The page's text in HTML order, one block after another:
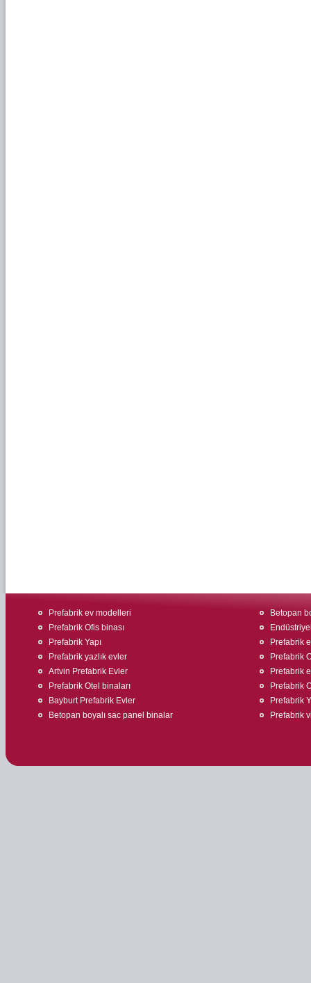
Prefabrik ev modelleri
Prefabrik Ofis binası
Prefabrik Yapı
Prefabrik yazlık evler
Artvin Prefabrik Evler
Prefabrik Otel binaları
Bayburt Prefabrik Evler
Betopan boyalı sac panel binalar
Betopan
Prefabrik
Prefabrik
Prefabrik
Prefabrik
Prefabrik
Prefabrik